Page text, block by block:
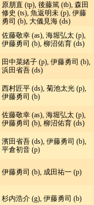
原朋直 (tp), 後藤篤 (tb), 森田
修史 (ts), 魚返明未 (p), 伊藤
勇司 (b), 大儀見海 (ds)
佐藤敬幸 (as), 海堀弘太 (p),
伊藤勇司 (b), 柳沼佑育 (ds)
田中菜緒子 (p), 伊藤勇司 (b),
浜田省吾 (ds)
西村匠平 (ds), 菊池太光 (p),
伊藤勇司 (b)
佐藤敬幸 (as), 海堀弘太 (p),
伊藤勇司 (b), 柳沼佑育 (ds)
濱田省吾 (ds), 伊藤勇司 (b),
平倉初音 (p)
伊藤勇司 (b), 成田祐一 (p)
杉内浩介 (g), 伊藤勇司 (b)